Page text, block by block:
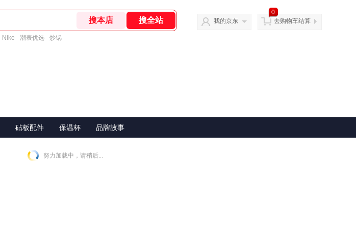
Nike 潮表优选 炒锅
我的京东
0
去购物车结算
砧板配件 保温杯 品牌故事
努力加载中，请稍后...